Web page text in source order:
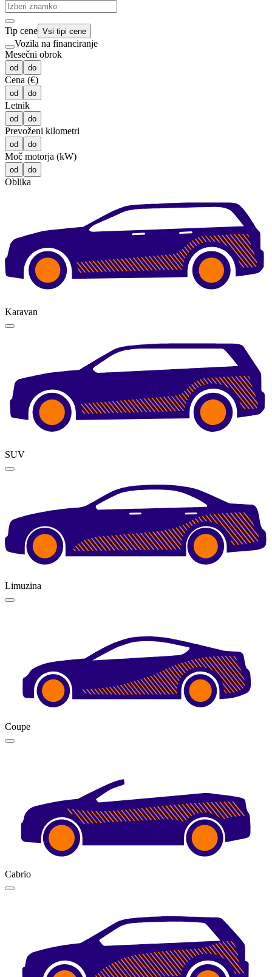
Tip cene Vsi tipi cene
Vozila na financiranje
Mesečni obrok
od do
Cena (€)
od do
Letnik
od do
Prevoženi kilometri
od do
Moč motorja (kW)
od do
Oblika
Karavan
SUV
Limuzina
Coupe
Cabrio